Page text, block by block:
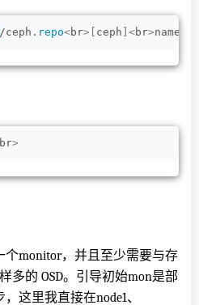
/ceph. repo<br>[ ceph ]<br>
br>
个monitor，并且至少需要与存
多的 OSD。引导初始mon是部
这里我直接在node1、